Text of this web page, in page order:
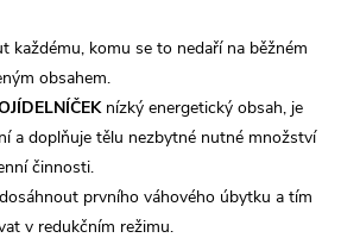
každému, komu se to nedaří na běžném
obsahem.
nízký energetický obsah, je
a doplňuje tělu nezbytné nutné množství
činnosti.
prvního váhového úbytku a tím
v redukčním režimu.